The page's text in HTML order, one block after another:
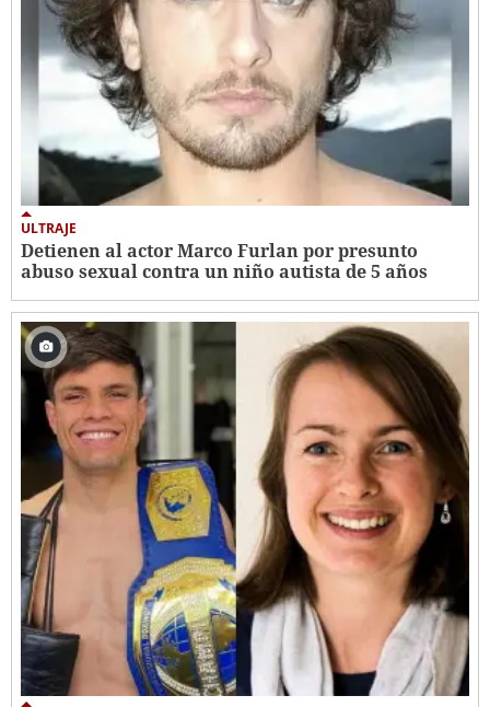
ULTRAJE
Detienen al actor Marco Furlan por presunto
abuso sexual contra un niño autista de 5 años